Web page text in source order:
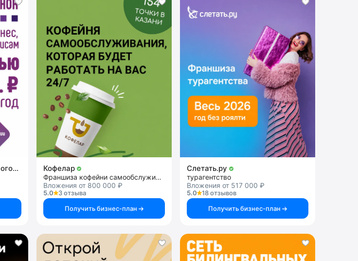
Центр нейропсихологии и логопедии «Здоровый ребенок» Кофелар
Франшиза кофейни самообслуживания
Вложения от 800 000 ₽
5.0
3 отзыва
Получить бизнес-план
Слетать.ру
турагентство
Вложения от 517 000 ₽
5.0
18 отзывов
Получить бизнес-план